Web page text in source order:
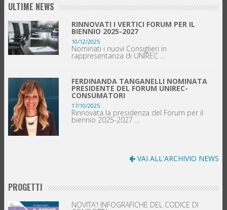
ULTIME NEWS
RINNOVATI I VERTICI FORUM PER IL
BIENNIO 2025-2027
10/12/2025
Nominati i nuovi Consiglieri in
rappresentanza di UNIREC ...
FERDINANDA TANGANELLI NOMINATA
PRESIDENTE DEL FORUM UNIREC-
CONSUMATORI
17/10/2025
Rinnovata la presidenza del Forum per il
biennio 2025-2027 ...
VAI ALL'ARCHIVIO NEWS
PROGETTI
NOVITA'! INFOGRAFICHE DEL CODICE DI